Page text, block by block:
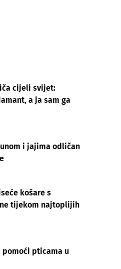
cijeli svijet:
a ja sam ga
i jajima odličan
košare s
tijekom najtoplijih
pomoći pticama u